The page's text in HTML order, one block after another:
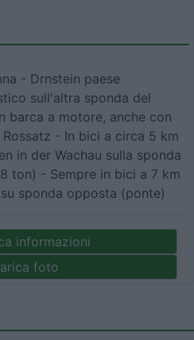
- Drnstein paese
sull'altra sponda del
barca a motore, anche con
- In bici a circa 5 km
in der Wachau sulla sponda
ton) - Sempre in bici a 7 km
sponda opposta (ponte)
informazioni
foto